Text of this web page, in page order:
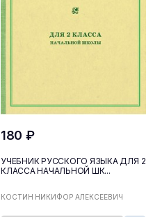
180 ₽
УЧЕБНИК РУССКОГО ЯЗЫКА ДЛЯ 2
КЛАССА НАЧАЛЬНОЙ ШК...
КОСТИН НИКИФОР АЛЕКСЕЕВИЧ